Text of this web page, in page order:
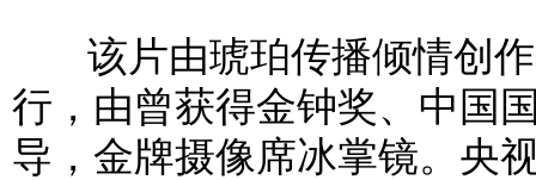
该片由琥珀传播倾情创作
行，由曾获得金钟奖、中国
导，金牌摄像席冰掌镜。央